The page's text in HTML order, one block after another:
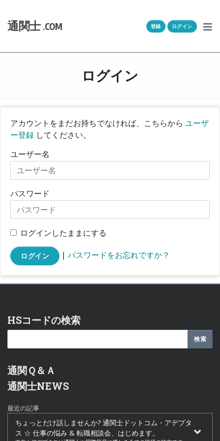
通関士 .COM 登録 ログイン
ログイン
アカウントをまだお持ちでなければ、こちらから ユーザ
ー登録 してください。
ユーザー名
パスワード
ログインしたままにする
ログイン | パスワードをお忘れですか？
HSコードの検索
通関Ｑ＆Ａ
通関士NEWS
最近の記事
ちょっとだけ話しませんか? 通関士ドットコム・アデプタ
ス ☆ 仕事の悩み & 転職相談会、はじめます。
HSコード
ユーザー登録